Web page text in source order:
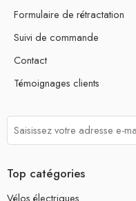
Formulaire de rétractation
Suivi de commande
Contact
Témoignages clients
Top catégories
Vélos électriques